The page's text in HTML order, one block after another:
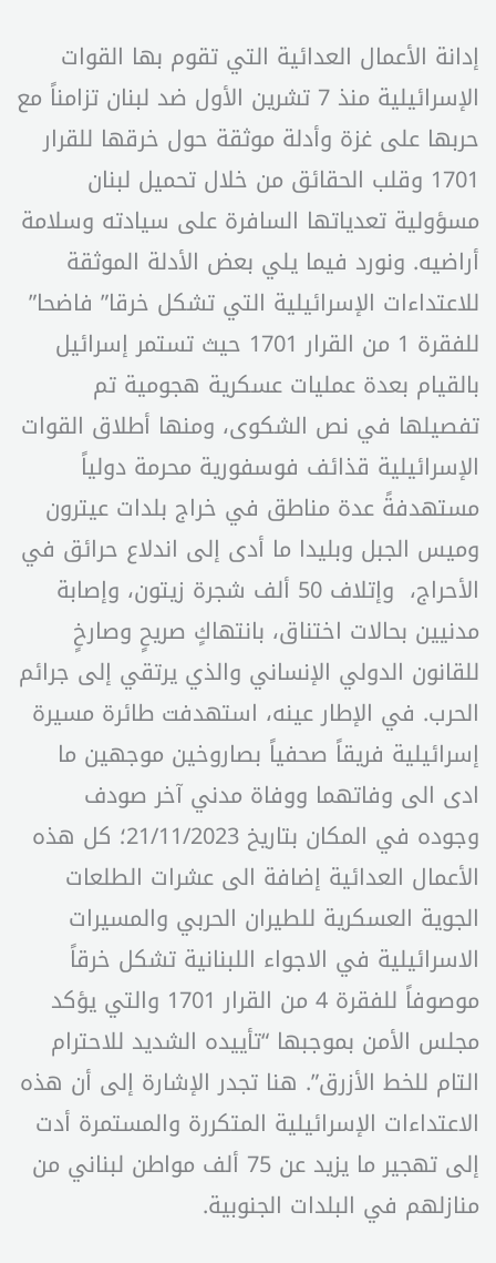
إدانة الأعمال العدائية التي تقوم بها القوات
الإسرائيلية منذ 7 تشرين الأول ضد لبنان تزامناً مع
حربها على غزة وأدلة موثقة حول خرقها للقرار
1701 وقلب الحقائق من خلال تحميل لبنان
مسؤولية تعدياتها السافرة على سيادته وسلامة
أراضيه. ونورد فيما يلي بعض الأدلة الموثقة
للاعتداءات الإسرائيلية التي تشكل خرقا” فاضحا”
للفقرة 1 من القرار 1701 حيث تستمر إسرائيل
بالقيام بعدة عمليات عسكرية هجومية تم
تفصيلها في نص الشكوى، ومنها أطلاق القوات
الإسرائيلية قذائف فوسفورية محرمة دولياً
مستهدفةً عدة مناطق في خراج بلدات عيترون
وميس الجبل وبليدا ما أدى إلى اندلاع حرائق في
الأحراج، وإتلاف 50 ألف شجرة زيتون، وإصابة
مدنيين بحالات اختناق، بانتهاكٍ صريحٍ وصارخٍ
للقانون الدولي الإنساني والذي يرتقي إلى جرائم
الحرب. في الإطار عينه، استهدفت طائرة مسيرة
إسرائيلية فريقاً صحفياً بصاروخين موجهين ما
ادى الى وفاتهما ووفاة مدني آخر صودف
وجوده في المكان بتاريخ 21/11/2023؛ كل هذه
الأعمال العدائية إضافة الى عشرات الطلعات
الجوية العسكرية للطيران الحربي والمسيرات
الاسرائيلية في الاجواء اللبنانية تشكل خرقاً
موصوفاً للفقرة 4 من القرار 1701 والتي يؤكد
مجلس الأمن بموجبها “تأييده الشديد للاحترام
التام للخط الأزرق”. هنا تجدر الإشارة إلى أن هذه
الاعتداءات الإسرائيلية المتكررة والمستمرة أدت
إلى تهجير ما يزيد عن 75 ألف مواطن لبناني من
منازلهم في البلدات الجنوبية.